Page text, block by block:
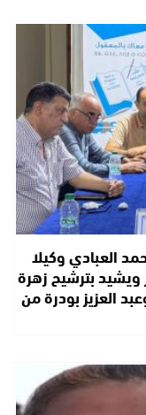
العبادي وكيلا
تشريعيات 23 شتنبر ويشيد بترشيح زهرة
العزيز بودرة من